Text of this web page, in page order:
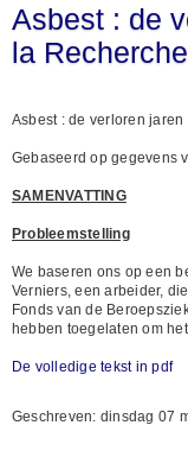
Asbest : de
la
Asbest : de verloren jaren
Gebaseerd op gegevens
SAMENVATTING
Probleemstelling
We baseren ons op een
Verniers, een arbeider,
Fonds van de
hebben toegelaten om
De volledige tekst in pdf
Geschreven: dinsdag 07